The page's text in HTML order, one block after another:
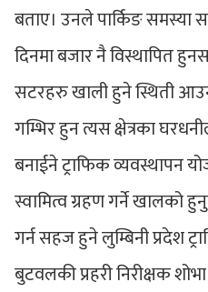
बताए। उनले पार्किङ
दिनमा बजार नै विस्थापित
सटरहरु खाली हुने स्थिती
गम्भिर हुन त्यस क्षेत्रका
बनाईने ट्राफिक व्यवस्थापन
स्वामित्व ग्रहण गर्ने खालको
गर्न सहज हुने लुम्बिनी प्रदेश
बुटवलकी प्रहरी निरीक्षक